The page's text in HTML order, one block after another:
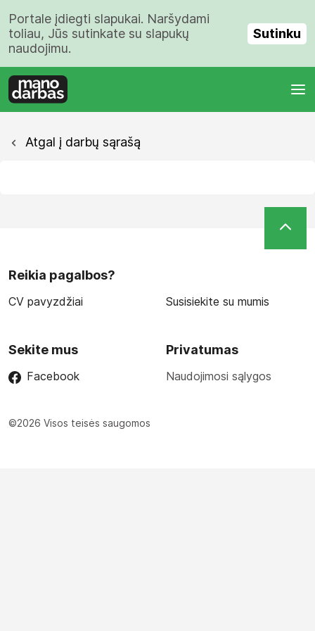
Portale įdiegti slapukai. Naršydami
toliau, Jūs sutinkate su slapukų
naudojimu.
Sutinku
Atgal į darbų sąrašą
Reikia pagalbos?
CV pavyzdžiai Susisiekite su mumis
Sekite mus
Facebook
Privatumas
Naudojimosi sąlygos
©2026 Visos teisės saugomos